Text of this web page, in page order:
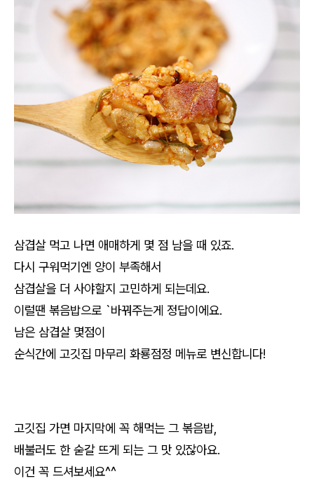
삼겹살 먹고 나면 애매하게 몇 점 남을 때 있죠.
다시 구워먹기엔 양이 부족해서
삼겹살을 더 사야할지 고민하게 되는데요.
이럴땐 볶음밥으로 `바꿔주는게 정답이에요.
남은 삼겹살 몇점이
순식간에 고깃집 마무리 화룡점정 메뉴로 변신합니다!
고깃집 가면 마지막에 꼭 해먹는 그 볶음밥,
배불러도 한 숟갈 뜨게 되는 그 맛 있잖아요.
이건 꼭 드셔보세요^^